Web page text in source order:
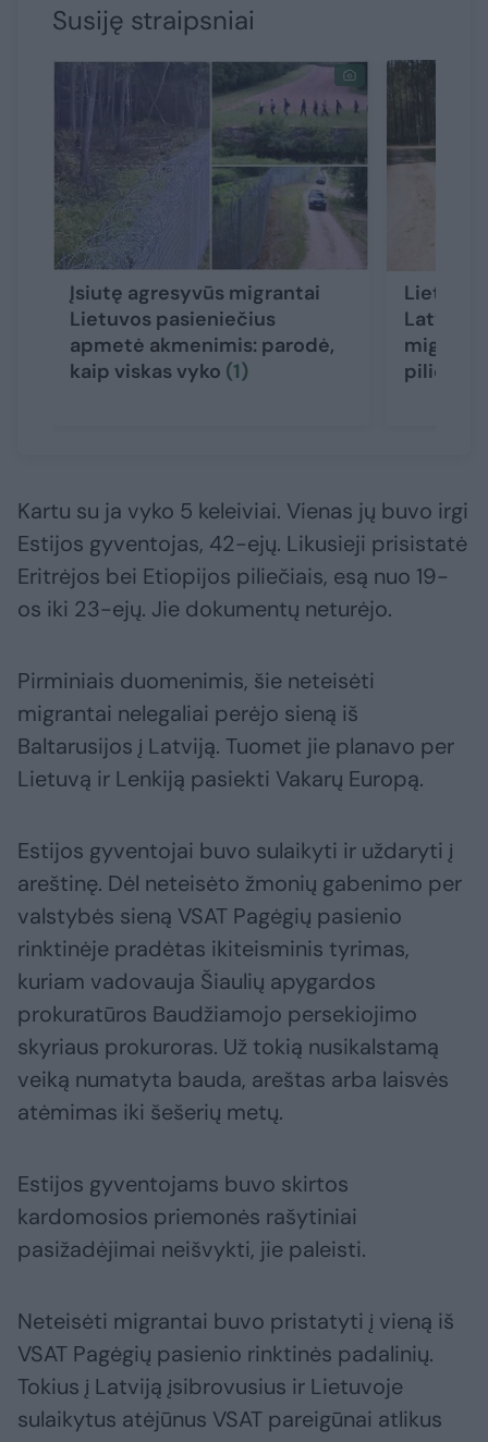
Susiję straipsniai
Įsiutę agresyvūs migrantai
Lietuvos pasieniečius
apmetė akmenimis: parodė,
kaip viskas vyko (1)
Latvijos
pilietis
Kartu su ja vyko 5 keleiviai. Vienas jų buvo irgi
Estijos gyventojas, 42-ejų. Likusieji prisistatė
Eritrėjos bei Etiopijos piliečiais, esą nuo 19-
os iki 23-ejų. Jie dokumentų neturėjo.
Pirminiais duomenimis, šie neteisėti
migrantai nelegaliai perėjo sieną iš
Baltarusijos į Latviją. Tuomet jie planavo per
Lietuvą ir Lenkiją pasiekti Vakarų Europą.
Estijos gyventojai buvo sulaikyti ir uždaryti į
areštinę. Dėl neteisėto žmonių gabenimo per
valstybės sieną VSAT Pagėgių pasienio
rinktinėje pradėtas ikiteisminis tyrimas,
kuriam vadovauja Šiaulių apygardos
prokuratūros Baudžiamojo persekiojimo
skyriaus prokuroras. Už tokią nusikalstamą
veiką numatyta bauda, areštas arba laisvės
atėmimas iki šešerių metų.
Estijos gyventojams buvo skirtos
kardomosios priemonės rašytiniai
pasižadėjimai neišvykti, jie paleisti.
Neteisėti migrantai buvo pristatyti į vieną iš
VSAT Pagėgių pasienio rinktinės padalinių.
Tokius į Latviją įsibrovusius ir Lietuvoje
sulaikytus atėjūnus VSAT pareigūnai atlikus